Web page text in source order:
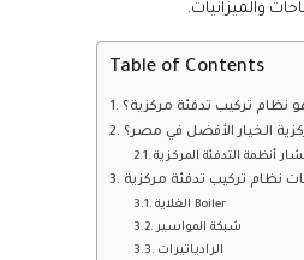
والميزانيات.
Table of Contents
نظام تركيب تدفئة مركزية؟
الخيار الأفضل في مصر؟
نظام تركيب تدفئة مركزية
الغلاية Boiler
شبكة المواسير
الرادياتيرات